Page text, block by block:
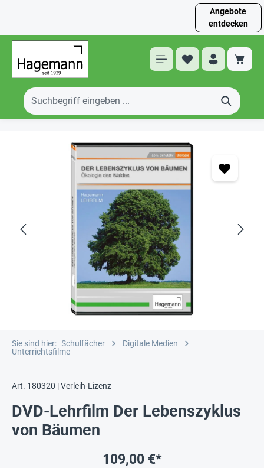
Angebote
entdecken
Sie sind hier: Schulfächer
Digitale Medien
Unterrichtsfilme
Art. 180320 | Verleih-Lizenz
DVD-Lehrfilm Der Lebenszyklus
von Bäumen
109,00 €*